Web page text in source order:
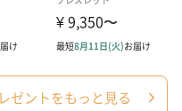
ゼントをもっと見る